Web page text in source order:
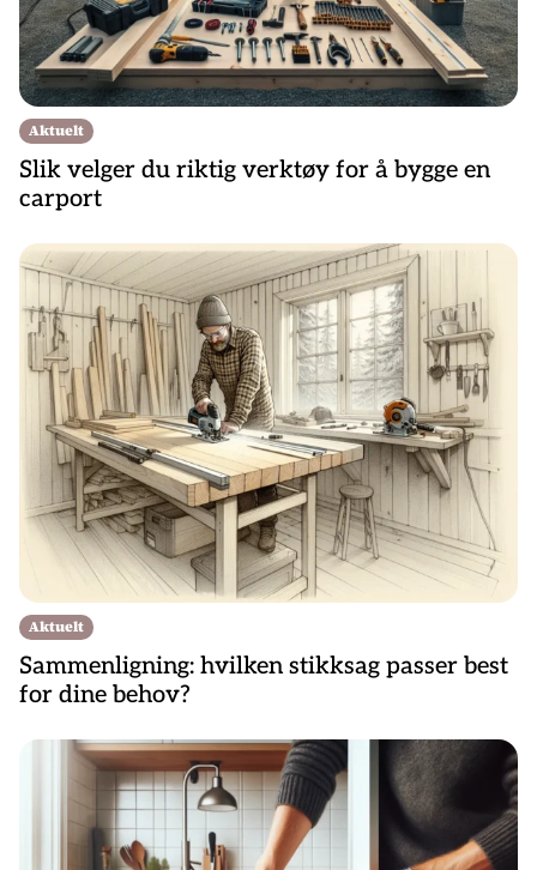
Aktuelt
Slik velger du riktig verktøy for å bygge en
carport
Aktuelt
Sammenligning: hvilken stikksag passer best
for dine behov?